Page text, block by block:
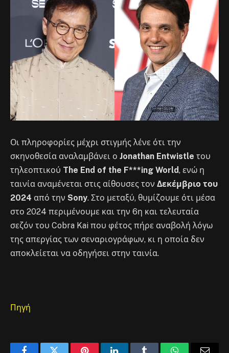
Οι πληροφορίες μέχρι στιγμής λένε ότι την
σκηνοθεσία αναλαμβάνει ο Jonathan Entwistle του
τηλεοπτικού The End of the F***ing World, ενώ η
ταινία αναμένεται στις αίθουσες τον Δεκέμβριο του
2024 από την Sony. Στο μεταξύ, θυμίζουμε ότι μέσα
στο 2024 περιμένουμε και την 6η και τελευταία
σεζόν του Cobra Kai που φέτος πήρε αναβολή λόγω
της απεργίας των σεναριογράφων, κι η οποία δεν
αποκλείεται να οδηγήσει στην ταινία.
Πηγή